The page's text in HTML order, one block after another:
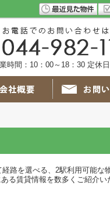
時間：10：00～18：30 定休
路を選べる、2駅利用可能な
る賃貸情報を数多くご紹介い